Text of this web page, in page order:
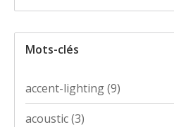
Mots-clés
accent-lighting(9)
acoustic(3)